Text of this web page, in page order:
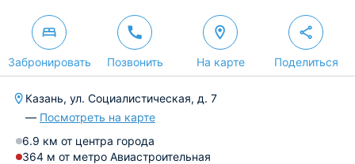
Забронировать Позвонить На карте Поделиться
Казань, ул. Социалистическая, д. 7
— Посмотреть на карте
6.9 км от центра города
364 м от метро Авиастроительная